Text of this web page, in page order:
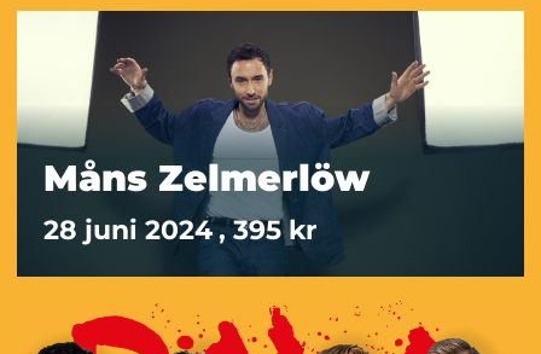
Måns Zelmerlöw
28 juni 2024, 395 kr